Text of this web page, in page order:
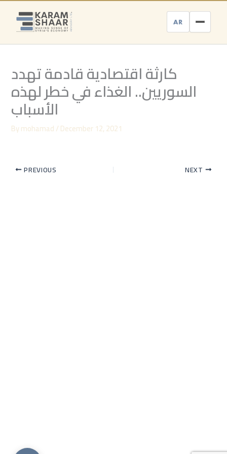
Skip
content
AR
كارثة اقتصادية قادمة تهدد
السوريين.. الغذاء في خطر لهذه
الأسباب
Bymohamad/December 12, 2021
PREVIOUS NEXT